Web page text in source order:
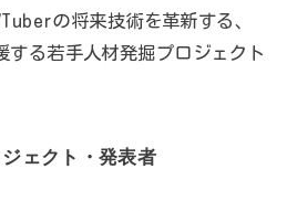
の将来技術を革新する、
する若手人材発掘プロジェクト
ェクト・発表者